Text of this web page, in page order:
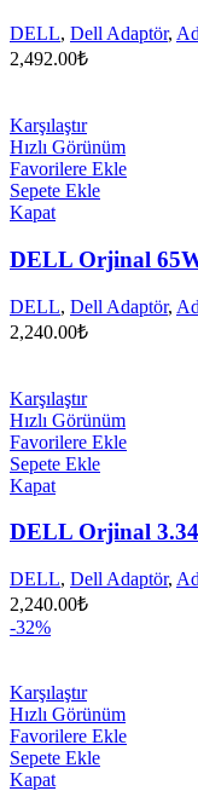
DELL, Dell Adaptör,
2,492.00₺
Karşılaştır
Hızlı Görünüm
Favorilere Ekle
Sepete Ekle
Kapat
DELL Orjinal
DELL, Dell Adaptör,
2,240.00₺
Karşılaştır
Hızlı Görünüm
Favorilere Ekle
Sepete Ekle
Kapat
DELL Orjinal
DELL, Dell Adaptör,
2,240.00₺
-32%
Karşılaştır
Hızlı Görünüm
Favorilere Ekle
Sepete Ekle
Kapat